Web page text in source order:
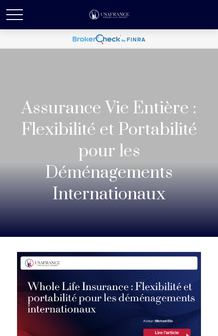
Assurance Vie Entière :
Flexibilité et Portabilité
pour les
Déménagements
Internationaux